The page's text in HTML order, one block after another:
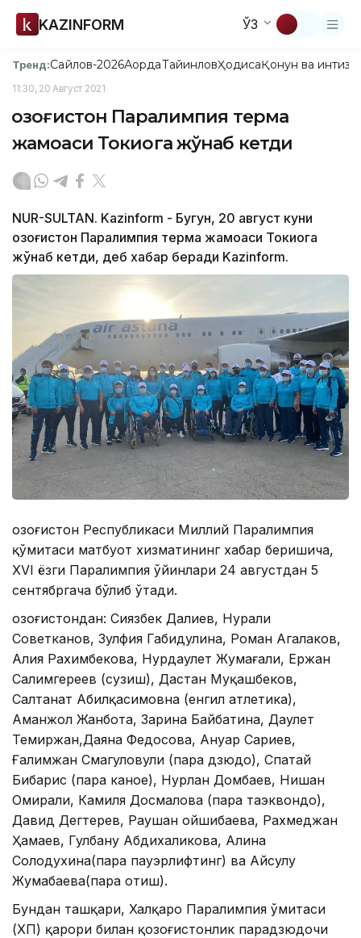
KAZINFORM ЎЗ
Тренд:Сайлов-2026АқордаТайинловҲодисаҚонун ва
11:30, 20 Август 2021
Қозоғистон Паралимпия терма
жамоаси Токиога жўнаб кетди
NUR-SULTAN. Kazinform - Бугун, 20 август куни
Қозоғистон Паралимпия терма жамоаси Токиога
жўнаб кетди, деб хабар беради Kazinform.
Қозоғистон Республикаси Миллий Паралимпия
қўмитаси матбуот хизматининг хабар беришича,
ХVI ёзги Паралимпия ўйинлари 24 августдан 5
сентябргача бўлиб ўтади.
Қозоғистондан: Сиязбек Далиев, Нурали
Советканов, Зулфия Габидулина, Роман Агалаков,
Алия Рахимбекова, Нурдаулет Жумағали, Ержан
Салимгереев (сузиш), Дастан Муқашбеков,
Салтанат Абилқасимовна (енгил атлетика),
Аманжол Жанбота, Зарина Байбатина, Даулет
Темиржан,Даяна Федосова, Ануар Сариев,
Ғалимжан Смагуловули (пара дзюдо), Спатай
Бибарис (пара каное), Нурлан Домбаев, Нишан
Омирали, Камиля Досмалова (пара таэквондо),
Давид Дегтерев, Раушан Қойшибаева, Рахмеджан
Ҳамаев, Гулбану Абдихаликова, Алина
Солодухина(пара пауэрлифтинг) ва Айсулу
Жумабаева(пара отиш).
Бундан ташқари, Халқаро Паралимпия Қўмитаси
(ХПҚ) қарори билан қозоғистонлик парадзюдочи